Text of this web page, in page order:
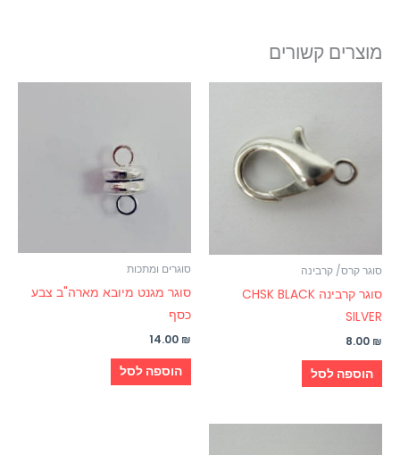
מוצרים קשורים
סוגר קרס/ קרבינה
סוגר קרבינה CHSK BLACK
SILVER
8.00 ₪
הוספה לסל
סוגרים ומתכות
סוגר מגנט מיובא מארה"ב צבע
כסף
14.00 ₪
הוספה לסל